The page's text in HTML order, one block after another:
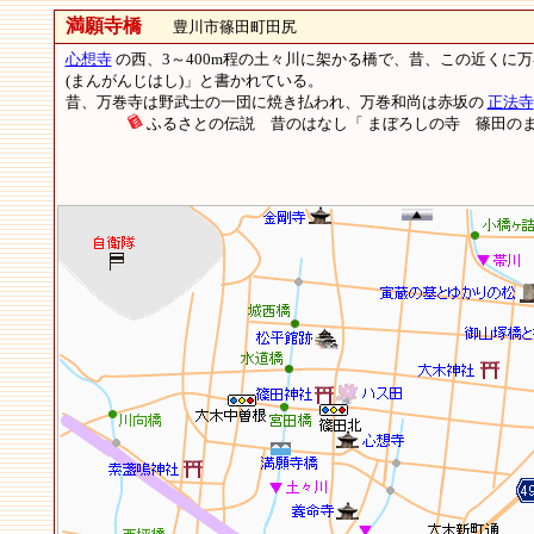
満願寺橋豊川市篠田町田尻
心想寺の西、3～400m程の土々川に架かる橋で、昔、この近くに
(まんがんじはし)」と書かれている。
昔、万巻寺は野武士の一団に焼き払われ、万巻和尚は赤坂の 正法寺
ふるさとの伝説 昔のはなし「 まぼろしの寺 篠田の